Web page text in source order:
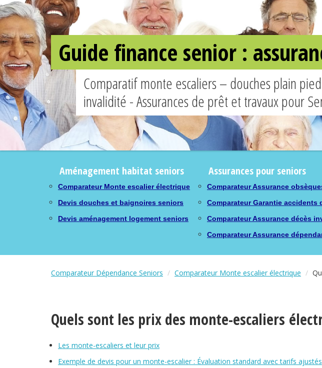
Guide finance senior :
Comparatif monte escaliers – douches plain
invalidité - Assurances de prêt et travaux pour
Aménagement habitat seniors
Comparateur Monte escalier électrique
Devis douches et baignoires seniors
Devis aménagement logement seniors
Assurances pour seniors
Comparateur Assurance
Comparateur Garantie accidents
Comparateur Assurance décès
Comparateur Assurance
Comparateur Dépendance Seniors Comparateur Monte escalier électrique
Quels sont les prix des monte-escaliers
Les monte-escaliers et leur prix
Exemple de devis pour un monte-escalier : Évaluation standard avec tarifs ajustés